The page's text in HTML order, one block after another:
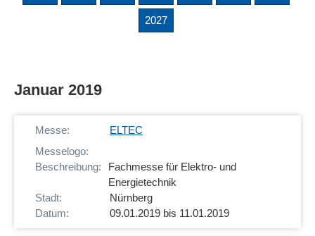
2027
Januar 2019
ELTEC
Fachmesse für Elektro- und
Energietechnik
Nürnberg
09.01.2019 bis 11.01.2019